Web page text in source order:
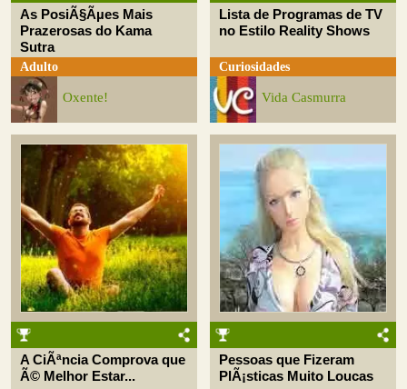
As PosiÃ§Ãµes Mais
Prazerosas do Kama
Sutra
Adulto
Oxente!
Lista de Programas de TV
no Estilo Reality Shows
Curiosidades
Vida Casmurra
A CiÃªncia Comprova que
Ã© Melhor Estar...
Pessoas que Fizeram
PlÃ¡sticas Muito Loucas